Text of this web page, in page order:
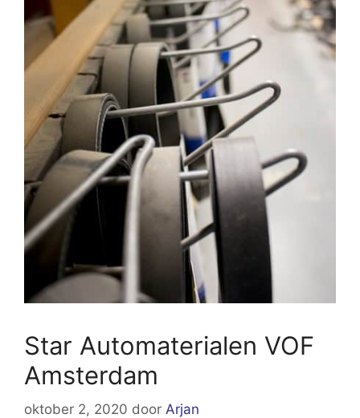
Star Automaterialen VOF
Amsterdam
oktober 2, 2020 door Arjan